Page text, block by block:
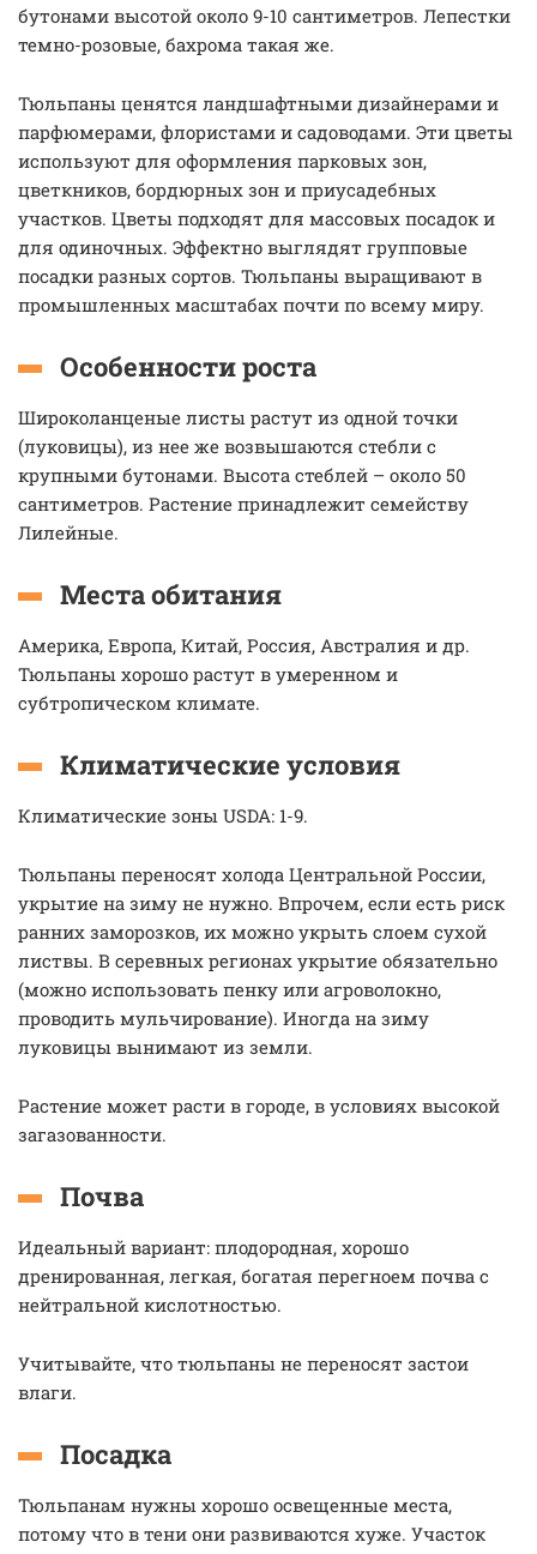
бутонами высотой около 9-10 сантиметров. Лепестки
темно-розовые, бахрома такая же.
Тюльпаны ценятся ландшафтными дизайнерами и
парфюмерами, флористами и садоводами. Эти цветы
используют для оформления парковых зон,
цветкников, бордюрных зон и приусадебных
участков. Цветы подходят для массовых посадок и
для одиночных. Эффектно выглядят групповые
посадки разных сортов. Тюльпаны выращивают в
промышленных масштабах почти по всему миру.
Особенности роста
Широколанценые листы растут из одной точки
(луковицы), из нее же возвышаются стебли с
крупными бутонами. Высота стеблей – около 50
сантиметров. Растение принадлежит семейству
Лилейные.
Места обитания
Америка, Европа, Китай, Россия, Австралия и др.
Тюльпаны хорошо растут в умеренном и
субтропическом климате.
Климатические условия
Климатические зоны USDA: 1-9.
Тюльпаны переносят холода Центральной России,
укрытие на зиму не нужно. Впрочем, если есть риск
ранних заморозков, их можно укрыть слоем сухой
листвы. В серевных регионах укрытие обязательно
(можно использовать пенку или агроволокно,
проводить мульчирование). Иногда на зиму
луковицы вынимают из земли.
Растение может расти в городе, в условиях высокой
загазованности.
Почва
Идеальный вариант: плодородная, хорошо
дренированная, легкая, богатая перегноем почва с
нейтральной кислотностью.
Учитывайте, что тюльпаны не переносят застои
влаги.
Посадка
Тюльпанам нужны хорошо освещенные места,
потому что в тени они развиваются хуже. Участок